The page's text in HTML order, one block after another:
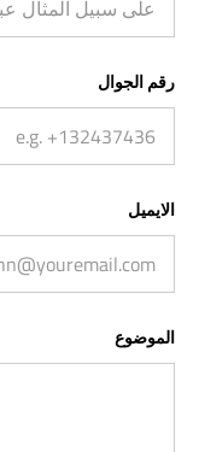
رقم الجوال
الايميل
الموضوع